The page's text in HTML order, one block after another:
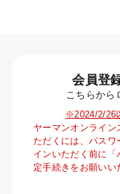
会員登
こちらから
※2024/2/26
ヤーマンオンライ
ただくには、パス
インいただく前に
定手続きをお願いい